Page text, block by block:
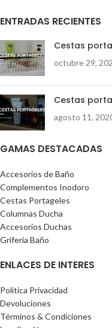
ENTRADAS RECIENTES
Cestas
octubre 29,
Cestas
agosto 11,
GAMAS DESTACADAS
Accesorios de Baño
Complementos Inodoro
Cestas Portageles
Columnas Ducha
Accesorios Duchas
Grifería Baño
ENLACES DE INTERES
Política Privacidad
Devoluciones
Términos & Condiciones